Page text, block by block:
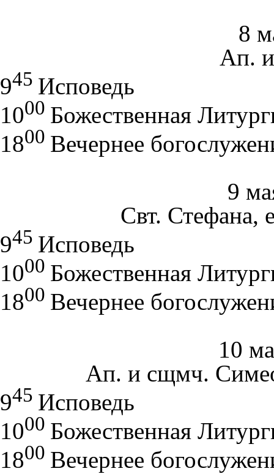
8
Ап.
945 Исповедь
1000 Божественная
1800 Вечернее
9
Свт. Стефана,
945 Исповедь
1000 Божественная
1800 Вечернее
10
Ап. и сщмч.
945 Исповедь
1000 Божественная
1800 Вечернее